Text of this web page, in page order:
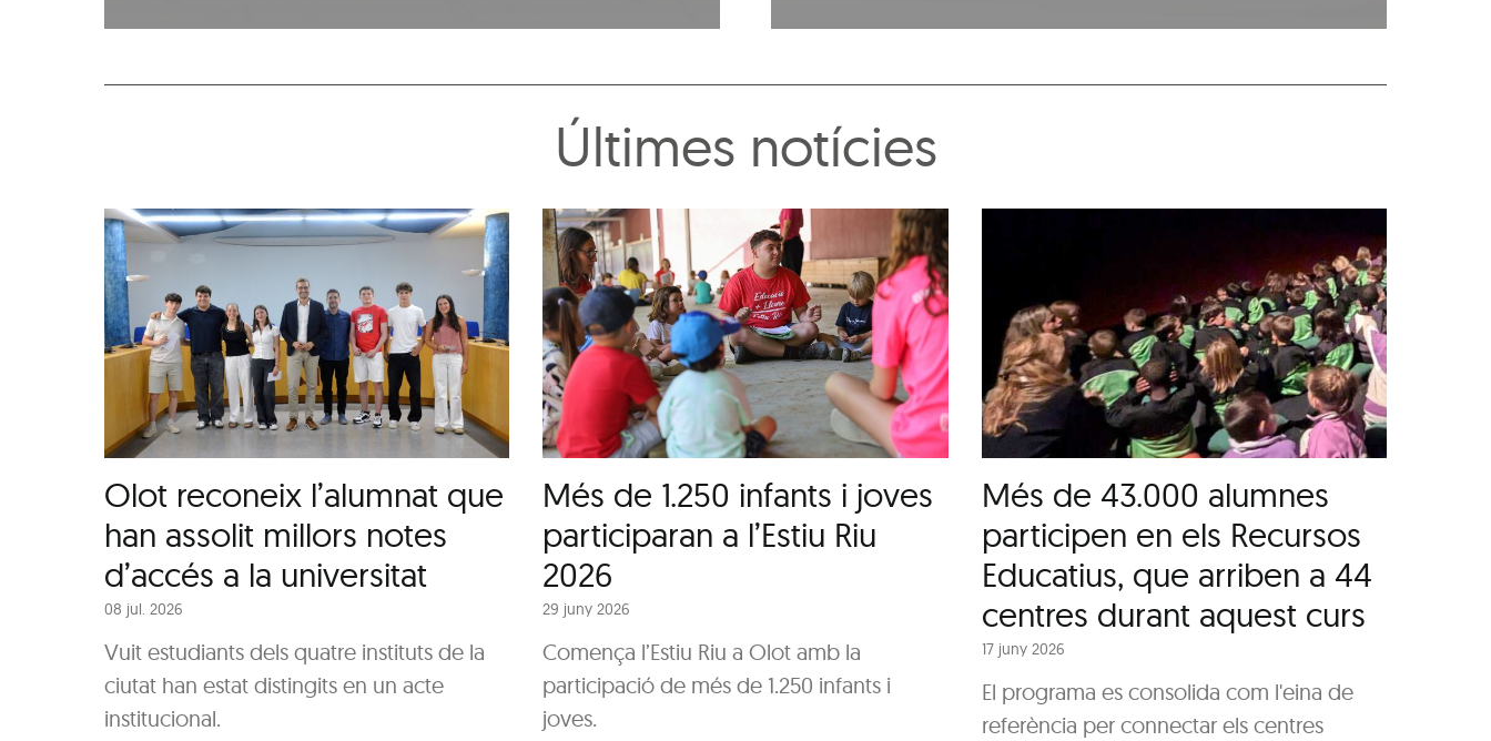
Últimes notícies
Olot reconeix l’alumnat que
han assolit millors notes
d’accés a la universitat
08 jul. 2026
Vuit estudiants dels quatre instituts de la
ciutat han estat distingits en un acte
institucional.
Més de 1.250 infants i joves
participaran a l’Estiu Riu
2026
29 juny 2026
Comença l’Estiu Riu a Olot amb la
participació de més de 1.250 infants i
joves.
Més de 43.000 alumnes
participen en els Recursos
Educatius, que arriben a 44
centres durant aquest curs
17 juny 2026
El programa es consolida com l'eina de
referència per connectar els centres